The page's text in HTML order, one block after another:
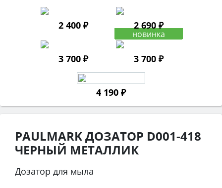
2 400 ₽ 2 690 ₽
3 700 ₽ 3 700 ₽
4 190 ₽
PAULMARK ДОЗАТОР D001-418
ЧЕРНЫЙ МЕТАЛЛИК
Дозатор для мыла